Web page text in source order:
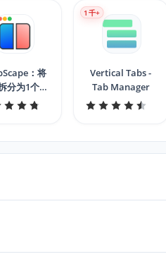
：将
分为1个标
并所有网
Vertical Tabs -
Tab Manager
1 千+